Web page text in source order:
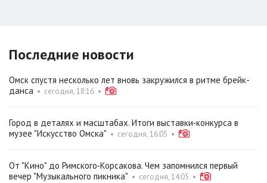
Последние новости
Омск спустя несколько лет вновь закружился в ритме брейк-
данса • сегодня, 18:16 •
Город в деталях и масштабах. Итоги выставки‑конкурса в
музее "Искусство Омска" • сегодня, 16:05 •
От "Кино" до Римского‑Корсакова. Чем запомнился первый
вечер "Музыкального пикника" • сегодня, 14:05 •